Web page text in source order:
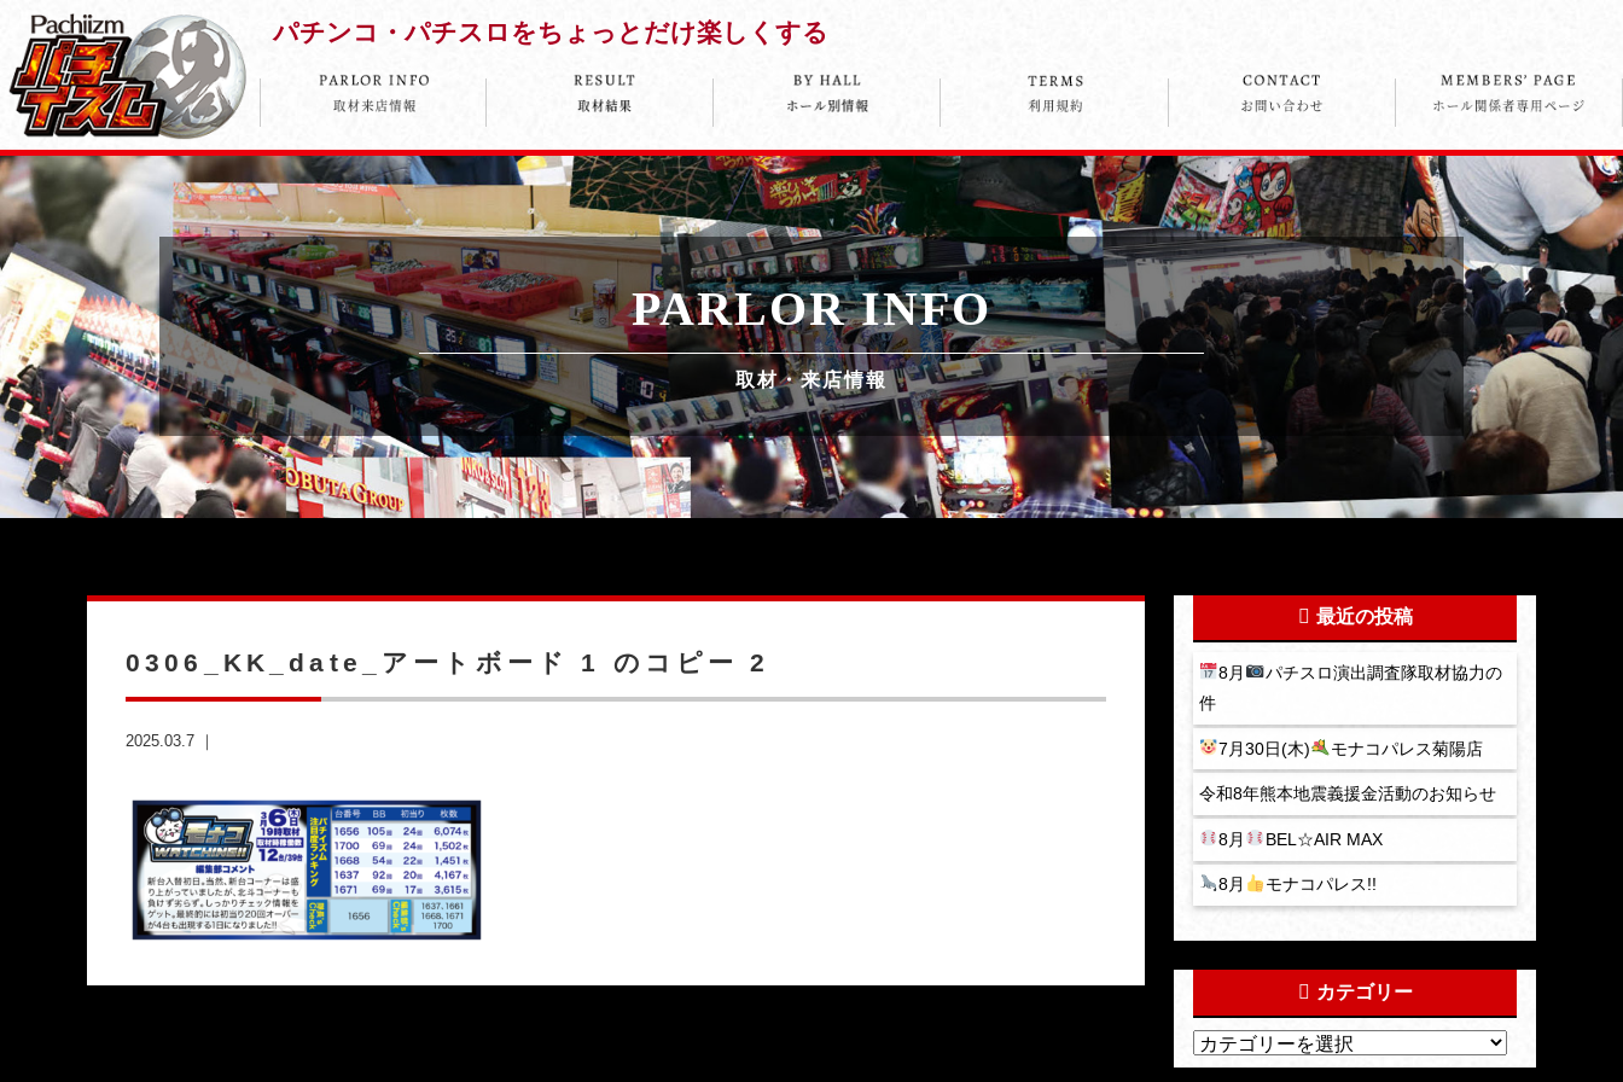
パチンコ・パチスロをちょっとだけ楽しくする
PARLOR INFO
取材・来店情報
0306_KK_date_アートボード 1 のコピー 2
2025.03.7 ｜
最近の投稿
8月
パチスロ演出調査隊取材協力の
件
7月30日(木) モナコパレス菊陽店
令和8年熊本地震義援金活動のお知らせ
8月 BEL☆AIR MAX
8月 モナコパレス!!
カテゴリー